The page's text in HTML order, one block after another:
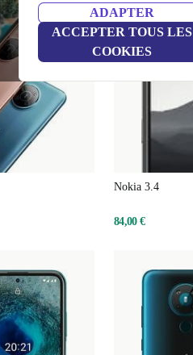
ADAPTER
ACCEPTER TOUS LES
COOKIES
Nokia 3.4
84,00 €